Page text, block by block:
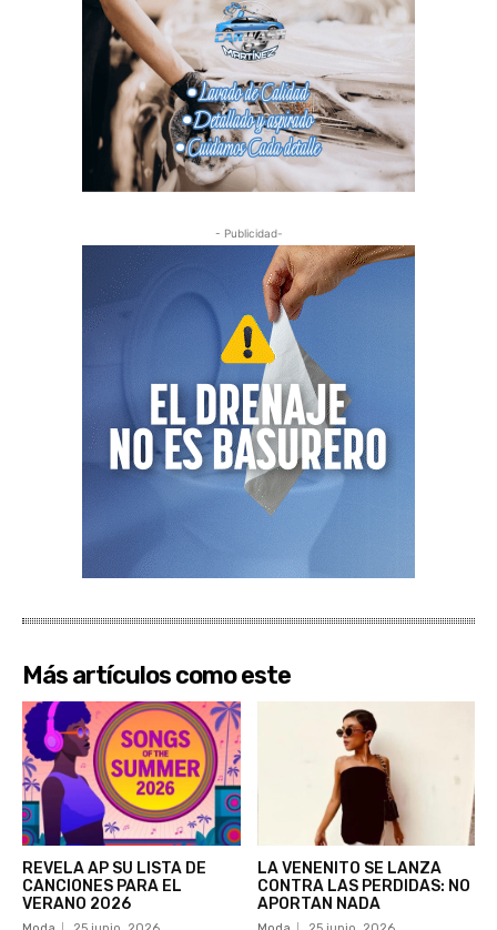
- Publicidad-
Más artículos como este
REVELA AP SU LISTA DE
CANCIONES PARA EL
VERANO 2026
LA VENENITO SE LANZA
CONTRA LAS PERDIDAS: NO
APORTAN NADA